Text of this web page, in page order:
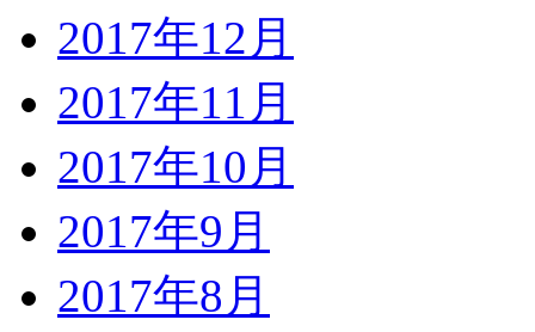
2017年12月
2017年11月
2017年10月
2017年9月
2017年8月